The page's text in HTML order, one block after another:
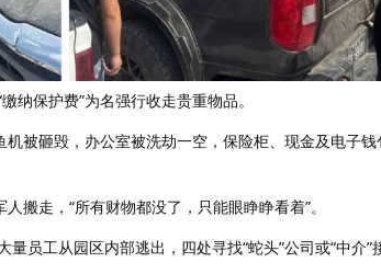
纳保护费”为名强行收走贵重物品。
被砸毁，办公室被洗劫一空，保险柜、现金及电子
搬走，“所有财物都没了，只能眼睁睁看着”。
员工从园区内部逃出，四处寻找“蛇头”公司或“中介”